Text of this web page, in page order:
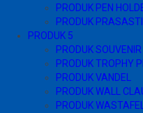
PRODUK PEN
PRODUK
PRODUK 5
PRODUK SOUVENIR
PRODUK TROPHY
PRODUK VANDEL
PRODUK WALL
PRODUK WASTAFEL